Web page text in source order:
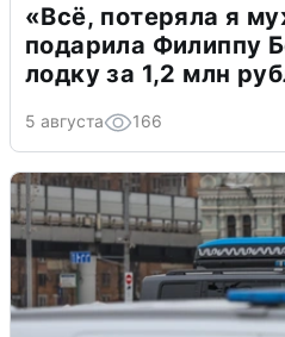
«Всё, потеряла я
подарила Филиппу
лодку за 1,2 млн
5 августа 166